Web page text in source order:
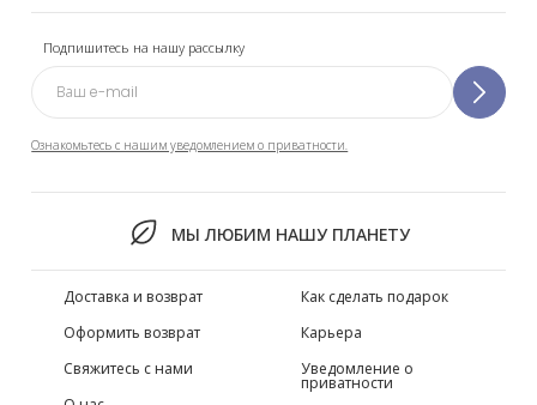
Подпишитесь на нашу рассылку
Ознакомьтесь с нашим уведомлением о приватности.
МЫ ЛЮБИМ НАШУ ПЛАНЕТУ
Доставка и возврат
Оформить возврат
Свяжитесь с нами
Как сделать подарок
Карьера
Уведомление о
приватности